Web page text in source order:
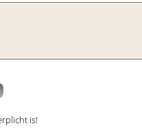
is!